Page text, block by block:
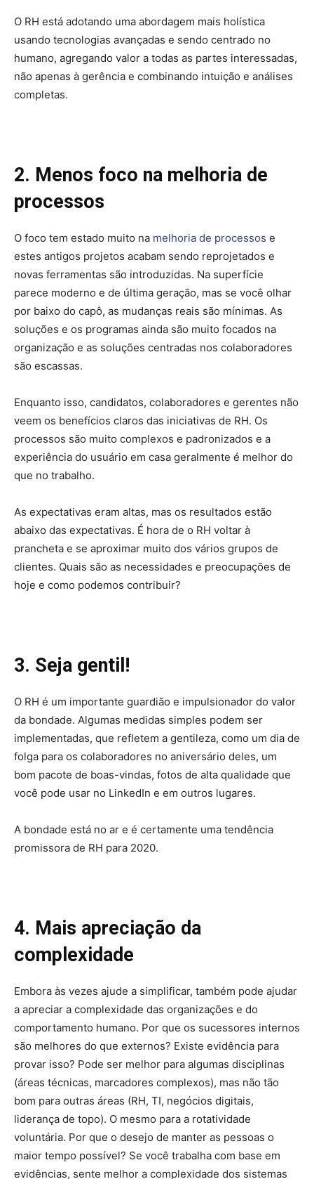
O RH está adotando uma abordagem mais holística
usando tecnologias avançadas e sendo centrado no
humano, agregando valor a todas as partes interessadas,
não apenas à gerência e combinando intuição e análises
completas.
2. Menos foco na melhoria de
processos
O foco tem estado muito na melhoria de processos e
estes antigos projetos acabam sendo reprojetados e
novas ferramentas são introduzidas. Na superfície
parece moderno e de última geração, mas se você olhar
por baixo do capô, as mudanças reais são mínimas. As
soluções e os programas ainda são muito focados na
organização e as soluções centradas nos colaboradores
são escassas.
Enquanto isso, candidatos, colaboradores e gerentes não
veem os benefícios claros das iniciativas de RH. Os
processos são muito complexos e padronizados e a
experiência do usuário em casa geralmente é melhor do
que no trabalho.
As expectativas eram altas, mas os resultados estão
abaixo das expectativas. É hora de o RH voltar à
prancheta e se aproximar muito dos vários grupos de
clientes. Quais são as necessidades e preocupações de
hoje e como podemos contribuir?
3. Seja gentil!
O RH é um importante guardião e impulsionador do valor
da bondade. Algumas medidas simples podem ser
implementadas, que refletem a gentileza, como um dia de
folga para os colaboradores no aniversário deles, um
bom pacote de boas-vindas, fotos de alta qualidade que
você pode usar no LinkedIn e em outros lugares.
A bondade está no ar e é certamente uma tendência
promissora de RH para 2020.
4. Mais apreciação da
complexidade
Embora às vezes ajude a simplificar, também pode ajudar
a apreciar a complexidade das organizações e do
comportamento humano. Por que os sucessores internos
são melhores do que externos? Existe evidência para
provar isso? Pode ser melhor para algumas disciplinas
(áreas técnicas, marcadores complexos), mas não tão
bom para outras áreas (RH, TI, negócios digitais,
liderança de topo). O mesmo para a rotatividade
voluntária. Por que o desejo de manter as pessoas o
maior tempo possível? Se você trabalha com base em
evidências, sente melhor a complexidade dos sistemas